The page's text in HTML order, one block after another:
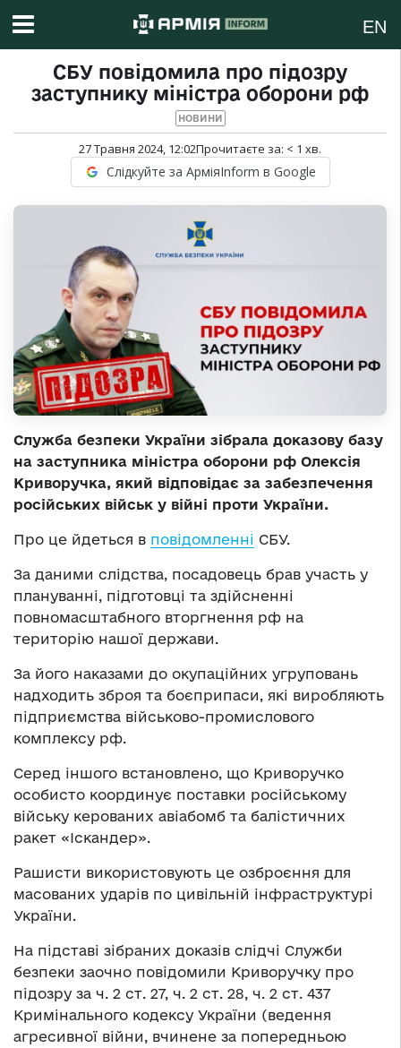
EN
СБУ повідомила про підозру
заступнику міністра оборони рф
НОВИНИ
27 Травня 2024, 12:02Прочитаєте за: < 1 хв.
Слідкуйте за АрміяInform в Google
Служба безпеки України зібрала доказову базу
на заступника міністра оборони рф Олексія
Криворучка, який відповідає за забезпечення
російських військ у війні проти України.
Про це йдеться в повідомленні СБУ.
За даними слідства, посадовець брав участь у
плануванні, підготовці та здійсненні
повномасштабного вторгнення рф на
територію нашої держави.
За його наказами до окупаційних угруповань
надходить зброя та боєприпаси, які виробляють
підприємства військово-промислового
комплексу рф.
Серед іншого встановлено, що Криворучко
особисто координує поставки російському
війську керованих авіабомб та балістичних
ракет «Іскандер».
Рашисти використовують це озброєння для
масованих ударів по цивільній інфраструктурі
України.
На підставі зібраних доказів слідчі Служби
безпеки заочно повідомили Криворучку про
підозру за ч. 2 ст. 27, ч. 2 ст. 28, ч. 2 ст. 437
Кримінального кодексу України (ведення
агресивної війни, вчинене за попередньою